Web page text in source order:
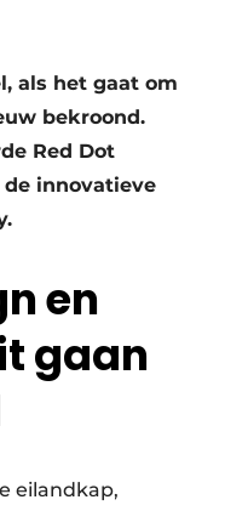
als het gaat om
bekroond.
Red Dot
innovatieve
en
gaan
eilandkap,